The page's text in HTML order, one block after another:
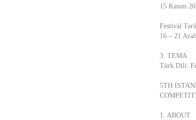
15 Kasım
Festival
16 – 21
3. TEMA
Türk Dili:
5TH
1. ABOUT